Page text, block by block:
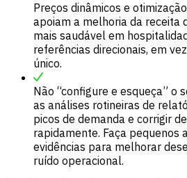
Preços dinâmicos e
apoiam a melhoria da receita
mais saudável em
referências direcionais, em
único.
Não “configure e esqueça” o
as análises rotineiras de
picos de demanda e corrigir
rapidamente. Faça pequenos
evidências para melhorar
ruído operacional.